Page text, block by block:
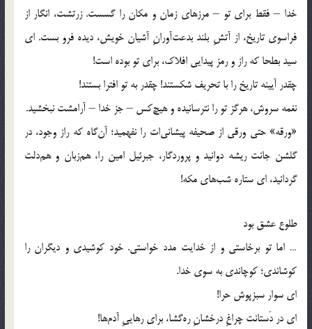
خدا – فقط برای تو – مرزهای زمان و مکان را گسست. زرتشت، انگار از
فراسوی تاریخ، از آتشِ بلند بدعت‌آورانِ آشیان خویش، دیده فرو بست. ای
سید بطحا که راز و رمز پیدایی افلاک، برای تو بوده است!
چقدر آیینه تاریخ را با تحریف شکستند! چقدر به تو افترا بستند!
نغمه سروش، هرگز تو را نترسانیده و هیچ‌کس – جز خدا – آرامشت نبخشید.
«ورقه» حتی ورقی از صحیفه پیشانی‌ات را نفهمید؛ آن‌گاه که راز وجود، در
گلشن جانت ریشه دوانید و پروردگار، جبرئیل امین را، هم‌زبان و هم‌دلت
گردانید، ای ستاره شب‌های مکه!
طلوع عشق بود
… اما تو برخاستی و از خدایت مدد خواستی. خود کوشیدی و دیگران را
کوشاندی؛ کوچاندی به سوی خدا.
ای سوار سبزپوش حرا!
ای در دَستانت چراغِ درخشانِ ره‌گشا، برای رهاییِ آدم‌ها!